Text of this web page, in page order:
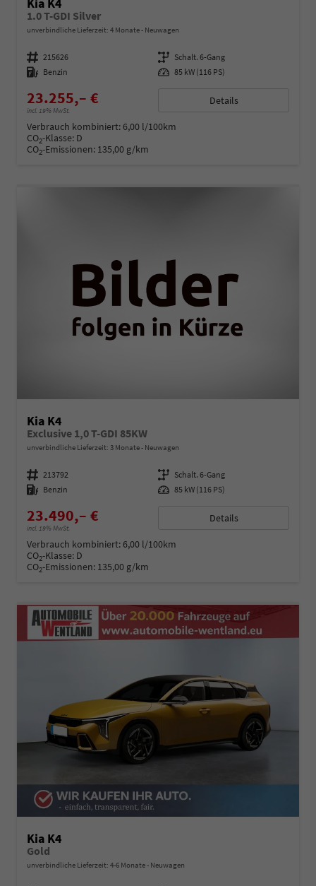
Kia K4
1.0 T-GDI Silver
unverbindliche Lieferzeit: 4 Monate Neuwagen
Fahrzeugnummer 215626 Getriebe Schalt. 6-Gang
Kraftstoff Benzin Leistung 85 kW (116 PS)
23.255,– €
incl. 19% MwSt.
Details
Verbrauch kombiniert:6,00 l/100km
CO2-Klasse: D
CO2-Emissionen: 135,00 g/km
Kia K4
Exclusive 1,0 T-GDI 85KW
unverbindliche Lieferzeit: 3 Monate Neuwagen
Fahrzeugnummer 213792 Getriebe Schalt. 6-Gang
Kraftstoff Benzin Leistung 85 kW (116 PS)
23.490,– €
incl. 19% MwSt.
Details
Verbrauch kombiniert:6,00 l/100km
CO2-Klasse: D
CO2-Emissionen: 135,00 g/km
Kia K4
Gold
unverbindliche Lieferzeit: 4-6 Monate Neuwagen